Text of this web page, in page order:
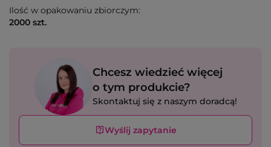
Ilość w opakowaniu zbiorczym:
2000 szt.
Chcesz wiedzieć więcej
o tym produkcie?
Skontaktuj się z naszym doradcą!
Wyślij zapytanie